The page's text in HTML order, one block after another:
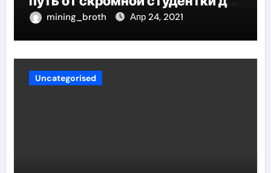
великолепных достижений в
mining_broth Апр 24, 2021
Uncategorised